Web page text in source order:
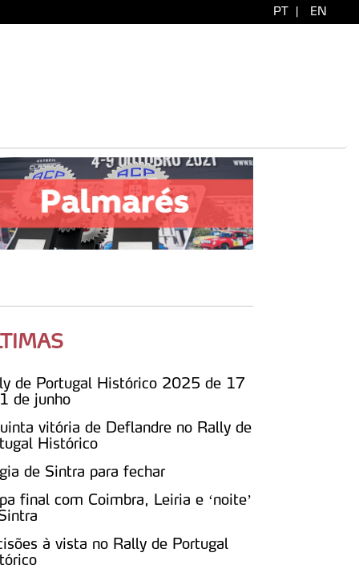
PT | EN
de Portugal Histórico 2025 de 17
de junho
vitória de Deflandre no Rally de
Histórico
de Sintra para fechar
final com Coimbra, Leiria e ‘noite’
à vista no Rally de Portugal